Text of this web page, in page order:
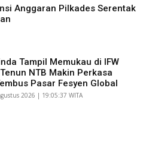
Anggaran Pilkades Serentak
Tampil Memukau di IFW
NTB Makin Perkasa
Pasar Fesyen Global
2026 | 19:05:37 WITA